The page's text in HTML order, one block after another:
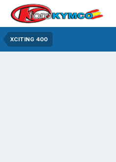
XCITING 400